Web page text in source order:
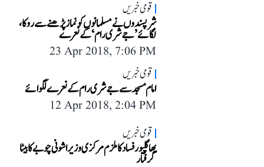
قومی خبریں
شرپسندوں نے مسلمانوں کو نماز پڑھنے سے روکا،
لگائے ’جے شری رام‘ کے نعرے
23 Apr 2018, 7:06 PM
قومی خبریں
امام مسجد سے جے شری رام کے نعرے لگوائے
12 Apr 2018, 2:04 PM
قومی خبریں
بھاگلپور فساد کا ملزم مرکزی وزیر اشونی چوبے کا بیٹا
گرفتار